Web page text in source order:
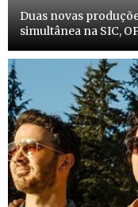
Duas novas
simultânea na SIC,